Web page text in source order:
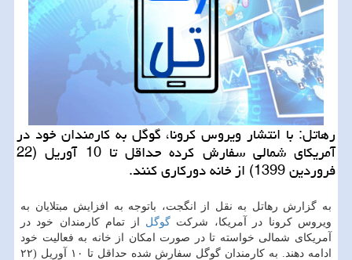
رهاتل: با انتشار ویروس كرونا، گوگل به كارمندان خود در
آمریكای شمالی سفارش كرده حداقل تا 10 آوریل (22
فروردین 1399) از خانه دوركاری كنند.
به گزارش رهاتل به نقل از انگجت، باتوجه به افزایش مبتلایان به
ویروس كرونا در آمریكا، شركت گوگل از تمام كارمندان خود در
آمریكای شمالی خواسته تا در صورت امكان از خانه به فعالیت خود
ادامه دهند. به كارمندان گوگل سفارش شده حداقل تا ۱۰ آوریل (۲۲